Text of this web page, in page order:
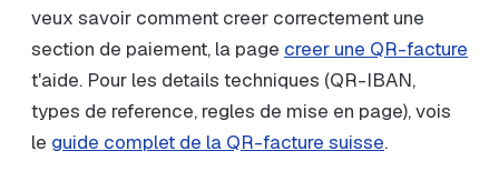
veux savoir comment creer correctement une
section de paiement, la page creer une QR-facture
t'aide. Pour les details techniques (QR-IBAN,
types de reference, regles de mise en page), vois
le guide complet de la QR-facture suisse.